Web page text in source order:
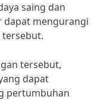
saing dan
dapat mengurangi
tersebut,
dapat
pertumbuhan